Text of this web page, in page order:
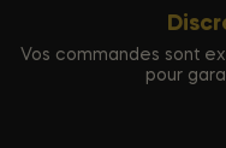
Vos commandes sont
pour